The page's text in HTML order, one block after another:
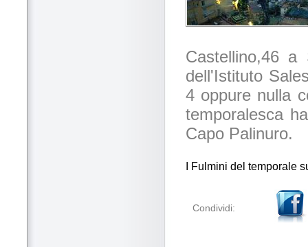
Castellino,46
dell'Istituto
4 oppure nulla
temporalesca
Capo Palinuro.
I Fulmini del temporale
Condividi: